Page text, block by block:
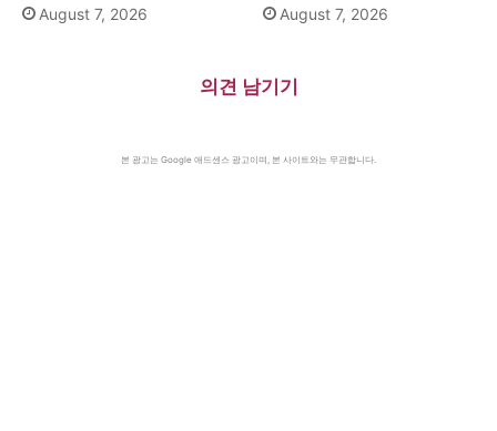
August 7, 2026 August 7, 2026
의견 남기기
본 광고는 Google 애드센스 광고이며, 본 사이트와는 무관합니다.